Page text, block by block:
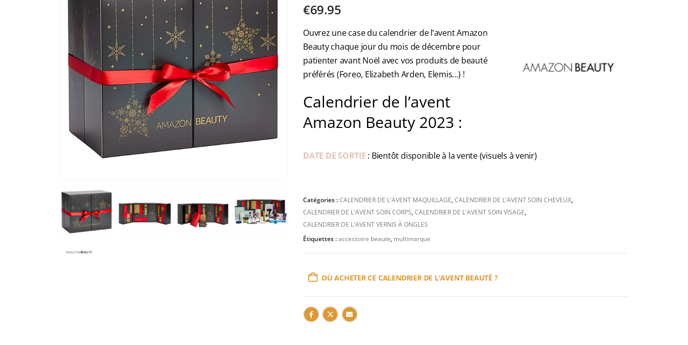
€69.95
Ouvrez une case du calendrier de l’avent Amazon
Beauty chaque jour du mois de décembre pour
patienter avant Noël avec vos produits de beauté
préférés (Foreo, Elizabeth Arden, Elemis…) !
Calendrier de l’avent
Amazon Beauty 2023 :
DATE DE SORTIE : Bientôt disponible à la vente (visuels à venir)
Catégories :CALENDRIER DE L'AVENT MAQUILLAGE,CALENDRIER DE L'AVENT SOIN CHEVEUX,
CALENDRIER DE L'AVENT SOIN CORPS,CALENDRIER DE L'AVENT SOIN VISAGE,
CALENDRIER DE L'AVENT VERNIS À ONGLES
Étiquettes :accessoire beaute, multimarque
OÙ ACHETER CE CALENDRIER DE L'AVENT BEAUTÉ ?